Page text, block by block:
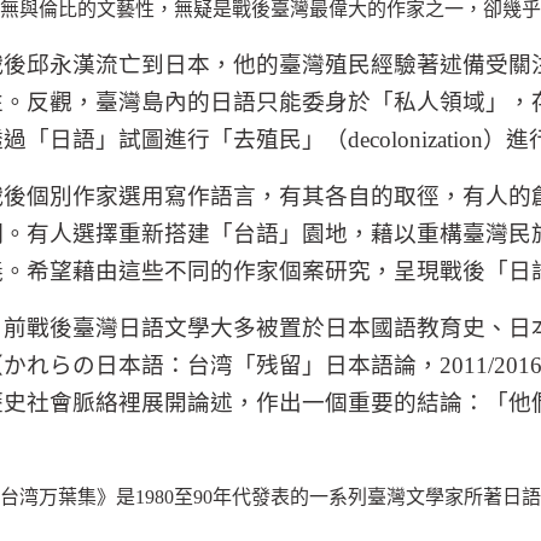
與倫比的文藝性，無疑是戰後臺灣最偉大的作家之一，卻幾
邱永漢流亡到日本，他的臺灣殖民經驗著述備受
反觀，臺灣島內的日語只能委身於「私人領域」
「日語」試圖進行「去殖民」（decolonization）進
個別作家選用寫作語言，有其各自的取徑，有人
有人選擇重新搭建「台語」園地，藉以重構臺灣
希望藉由這些不同的作家個案研究，呈現戰後「
戰後臺灣日語文學大多被置於日本國語教育史、
れらの日本語：台湾「残留」日本語論， 2011/2016
社會脈絡裡展開論述，作出一個重要的結論：「
湾万葉集》是1980至90年代發表的一系列臺灣文學家所著日